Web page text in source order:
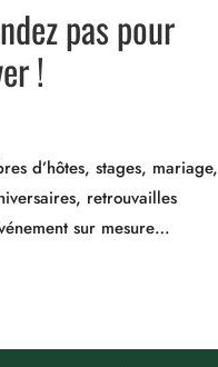
pas pour
!
d’hôtes, stages, mariage,
retrouvailles
sur mesure…